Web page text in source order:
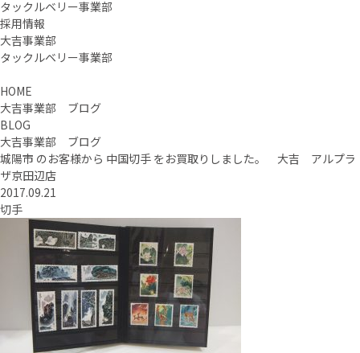
タックルベリー事業部
採用情報
大吉事業部
タックルベリー事業部
HOME
大吉事業部 ブログ
BLOG
大吉事業部 ブログ
城陽市 のお客様から 中国切手 をお買取りしました。 大吉 アルプラ
ザ京田辺店
2017.09.21
切手